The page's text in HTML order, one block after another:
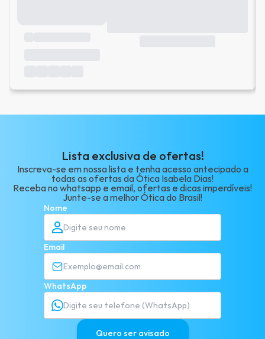
Lista exclusiva de ofertas!
Inscreva-se em nossa lista e tenha acesso antecipado a
todas as ofertas da Ótica Isabela Dias!
Receba no whatsapp e email, ofertas e dicas imperdíveis!
Junte-se a melhor Ótica do Brasil!
Nome
Email
WhatsApp
Quero ser avisado